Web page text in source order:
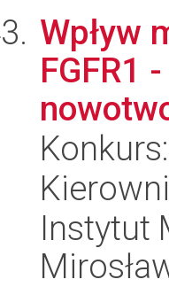
Wpływ
FGFR1
Konkurs:
Instytut